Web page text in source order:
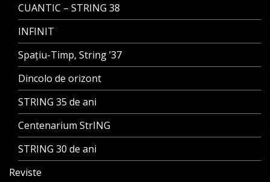
CUANTIC – STRING 38
INFINIT
Spațiu-Timp, String ’37
Dincolo de orizont
STRING 35 de ani
Centenarium StrING
STRING 30 de ani
Reviste